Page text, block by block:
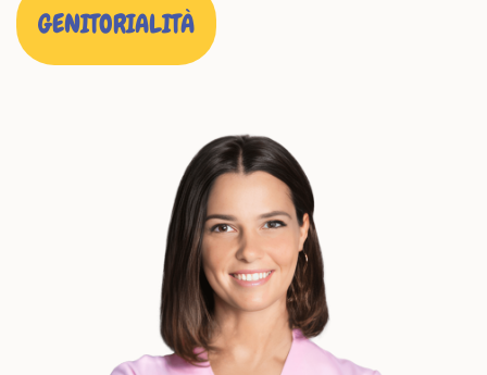
GENITORIALITÀ